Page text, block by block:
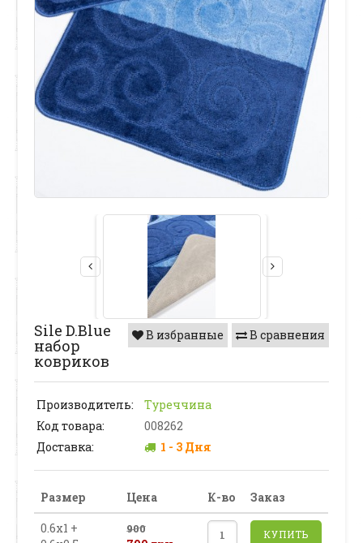
В сравнения
В избранные
Sile D.Blue
набор
ковриков
Производитель:
Туреччина
Код товара:
008262
Доставка:
1 - 3 Дня
Размер Цена К-во
Заказ
0.6х1 +
900 КУПИТЬ